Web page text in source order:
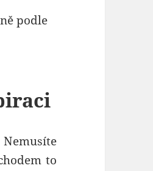
podle
to